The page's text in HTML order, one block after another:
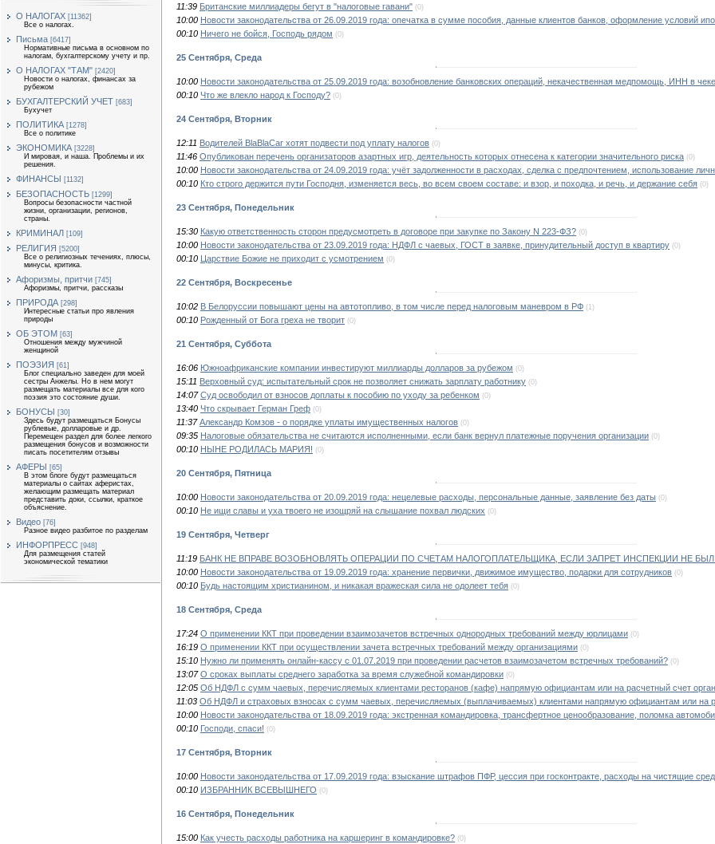
О НАЛОГАХ [11362]
Все о налогах.
Письма [6417]
Нормативные письма в основном по
налогам, бухгалтерскому учету и пр.
О НАЛОГАХ "ТАМ" [2420]
Новости о налогах, финансах за
рубежом
БУХГАЛТЕРСКИЙ УЧЕТ [683]
Бухучет
ПОЛИТИКА [1278]
Все о политике
ЭКОНОМИКА [3228]
И мировая, и наша. Проблемы и их
решения.
ФИНАНСЫ [1132]
БЕЗОПАСНОСТЬ [1299]
Вопросы безопасности частной
жизни, организации, регионов,
страны.
КРИМИНАЛ [109]
РЕЛИГИЯ [5200]
Все о религиозных течениях, плюсы,
минусы, критика.
Афоризмы, притчи [745]
Афоризмы, притчи, рассказы
ПРИРОДА [298]
Интересные статьи про явления
природы
ОБ ЭТОМ [63]
Отношения между мужчиной
женщиной
ПОЭЗИЯ [61]
Блог специально заведен для моей
сестры Анжелы. Но в нем могут
размещать материалы все для кого
поэзия это состояние души.
БОНУСЫ [30]
Здесь будут размещаться Бонусы
рублевые, долларовые и др.
Перемещен раздел для более легкого
размещения бонусов и возможности
писать посетителям отзывы
АФЕРЫ [65]
В этом блоге будут размещаться
материалы о сайтах аферистах,
желающим размещать материал
представить доки, ссылки, краткое
объяснение.
Видео [76]
Разное видео разбитое по разделам
ИНФОРПРЕСС [948]
Для размещения статей
экономической тематики
11:39 Британские миллиадеры бегут в "налоговые гавани" (0)
10:00 Новости законодательства от 26.09.2019 года: опечатка в сумме пособия, данные клиентов банков, оформление условий
00:10 Ничего не бойся, Господь рядом (0)
25 Сентября, Среда
10:00 Новости законодательства от 25.09.2019 года: возобновление банковских операций, некачественная медпомощь, ИНН в чеке
00:10 Что же влекло народ к Господу? (0)
24 Сентября, Вторник
12:11 Водителей BlaBlaCar хотят подвести под уплату налогов (0)
11:46 Опубликован перечень организаторов азартных игр, деятельность которых отнесена к категории значительного риска (0)
10:00 Новости законодательства от 24.09.2019 года: учёт задолженности в расходах, сделка с предпочтением, использование
00:10 Кто строго держится пути Господня, изменяется весь, во всем своем составе: и взор, и походка, и речь, и держание себя (0)
23 Сентября, Понедельник
15:30 Какую ответственность сторон предусмотреть в договоре при закупке по Закону N 223-ФЗ? (0)
10:00 Новости законодательства от 23.09.2019 года: НДФЛ с чаевых, ГОСТ в заявке, принудительный доступ в квартиру (0)
00:10 Царствие Божие не приходит с усмотрением (0)
22 Сентября, Воскресенье
10:02 В Белоруссии повышают цены на автотопливо, в том числе перед налоговым маневром в РФ (1)
00:10 Рожденный от Бога греха не творит (0)
21 Сентября, Суббота
16:06 Южноафриканские компании инвестируют миллиарды долларов за рубежом (0)
15:11 Верховный суд: испытательный срок не позволяет снижать зарплату работнику (0)
14:07 Суд освободил от взносов доплаты к пособию по уходу за ребенком (0)
13:40 Что скрывает Герман Греф (0)
11:37 Александр Комзов - о порядке уплаты имущественных налогов (0)
09:35 Налоговые обязательства не считаются исполненными, если банк вернул платежные поручения организации (0)
00:10 НЫНЕ РОДИЛАСЬ МАРИЯ! (0)
20 Сентября, Пятница
10:00 Новости законодательства от 20.09.2019 года: нецелевые расходы, персональные данные, заявление без даты (0)
00:10 Не ищи славы и уха твоего не изощряй на слышание похвал людских (0)
19 Сентября, Четверг
11:19 БАНК НЕ ВПРАВЕ ВОЗОБНОВЛЯТЬ ОПЕРАЦИИ ПО СЧЕТАМ НАЛОГОПЛАТЕЛЬЩИКА, ЕСЛИ ЗАПРЕТ ИНСПЕКЦИИ НЕ
10:00 Новости законодательства от 19.09.2019 года: хранение первички, движимое имущество, подарки для сотрудников (0)
00:10 Будь настоящим христианином, и никакая вражеская сила не одолеет тебя (0)
18 Сентября, Среда
17:24 О применении ККТ при проведении взаимозачетов встречных однородных требований между юрлицами (0)
16:19 О применении ККТ при осуществлении зачета встречных требований между организациями (0)
15:10 Нужно ли применять онлайн-кассу с 01.07.2019 при проведении расчетов взаимозачетом встречных требований? (0)
13:07 О сроках выплаты среднего заработка за время служебной командировки (0)
12:05 Об НДФЛ с сумм чаевых, перечисляемых клиентами ресторанов (кафе) напрямую официантам или на расчетный счет
11:03 Об НДФЛ и страховых взносах с сумм чаевых, перечисляемых (выплачиваемых) клиентами напрямую официантам или на
10:00 Новости законодательства от 18.09.2019 года: экстренная командировка, трансфертное ценообразование, поломка
00:10 Господи, спаси! (0)
17 Сентября, Вторник
10:00 Новости законодательства от 17.09.2019 года: взыскание штрафов ПФР, цессия при госконтракте, расходы на чистящие
00:10 ИЗБРАННИК ВСЕВЫШНЕГО (0)
16 Сентября, Понедельник
15:00 Как учесть расходы работника на каршеринг в командировке? (0)